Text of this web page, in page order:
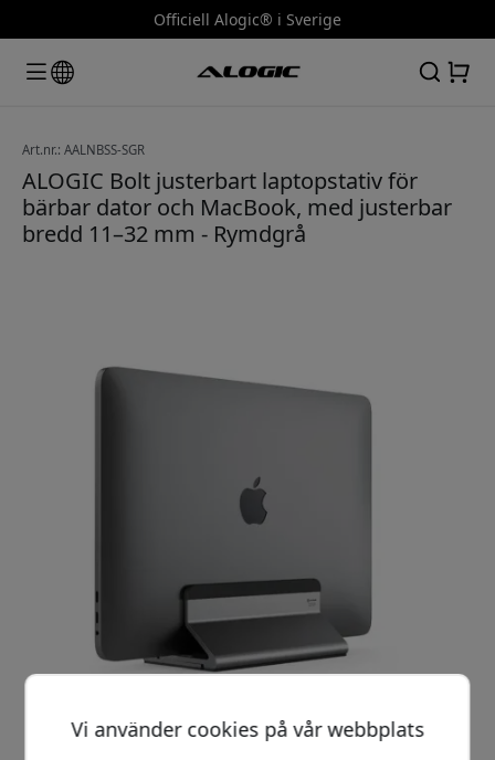
Officiell Alogic® i Sverige
Art.nr.: AALNBSS-SGR
ALOGIC Bolt justerbart laptopstativ för
bärbar dator och MacBook, med justerbar
bredd 11–32 mm - Rymdgrå
Vi använder cookies på vår webbplats